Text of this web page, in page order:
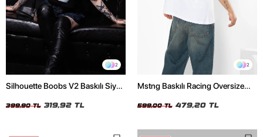
2
Silhouette Boobs V2 Baskılı Siyah
399,90 TL 319,92 TL
2
Mstng Baskılı Racing Oversize
599,00 TL 479,20 TL